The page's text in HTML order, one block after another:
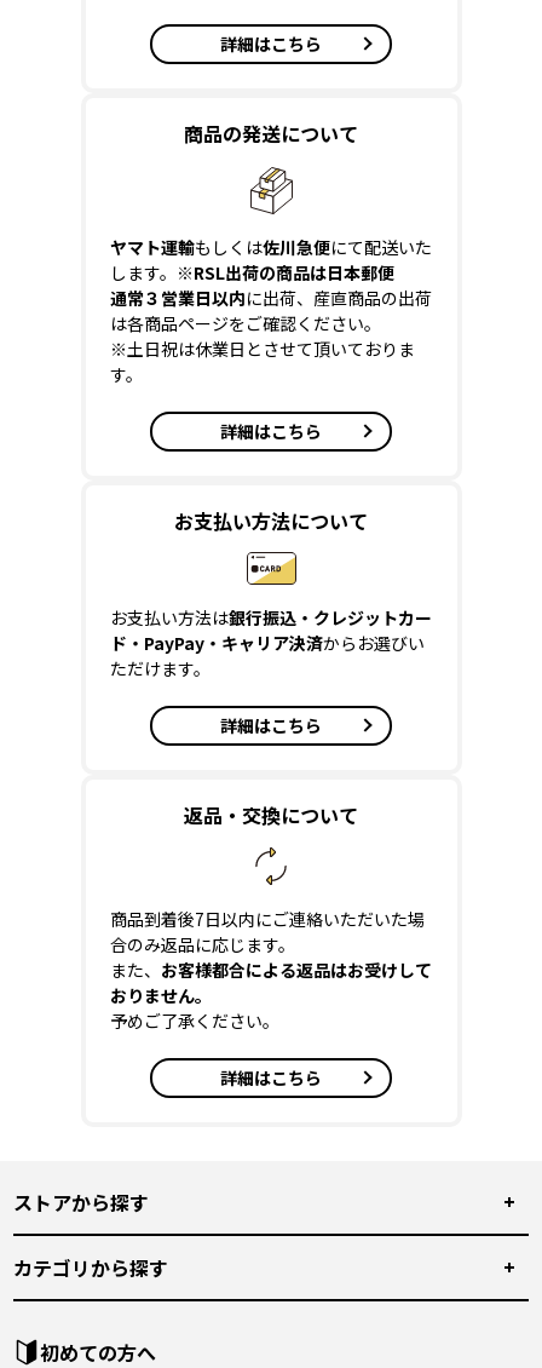
詳細はこちら
商品の発送について
ヤマト運輸もしくは佐川急便にて配送いた
します。 ※RSL出荷の商品は日本郵便
通常３営業日以内に出荷、産直商品の出荷
は各商品ページをご確認ください。
※土日祝は休業日とさせて頂いておりま
す。
詳細はこちら
お支払い方法について
お支払い方法は銀行振込・クレジットカー
ド・PayPay・キャリア決済からお選びい
ただけます。
詳細はこちら
返品・交換について
商品到着後7日以内にご連絡いただいた場
合のみ返品に応じます。
また、 お客様都合による返品はお受けして
おりません。
予めご了承ください。
詳細はこちら
ストアから探す
カテゴリから探す
初めての方へ